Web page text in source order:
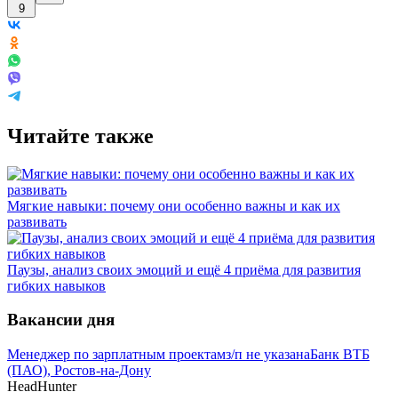
9
Читайте также
Мягкие навыки: почему они особенно важны и как их
развивать
Паузы, анализ своих эмоций и ещё 4 приёма для развития
гибких навыков
Вакансии дня
Менеджер по зарплатным проектамз/п не указанаБанк ВТБ
(ПАО), Ростов-на-Дону
HeadHunter